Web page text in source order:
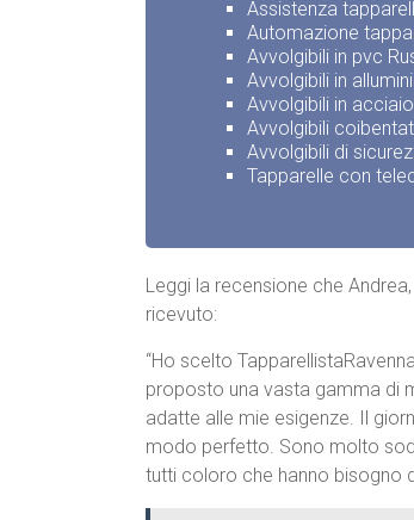
Assistenza
Automazione
Avvolgibili in pvc
Avvolgibili in
Avvolgibili in
Avvolgibili
Avvolgibili di
Tapparelle con
Leggi la recensione che
ricevuto:
“Ho scelto
proposto una vasta gamma di
adatte alle mie esigenze. Il
modo perfetto. Sono molto
tutti coloro che hanno bisogno